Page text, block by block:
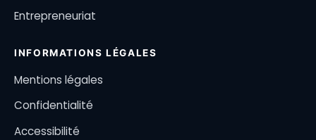
Entrepreneuriat
INFORMATIONS LÉGALES
Mentions légales
Confidentialité
Accessibilité